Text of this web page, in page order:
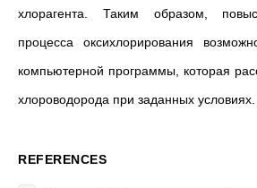
хлорагента. Таким образом,
процесса оксихлорирования
компьютерной программы, которая
хлороводорода при заданных условиях.
REFERENCES